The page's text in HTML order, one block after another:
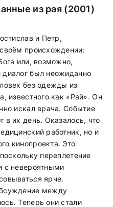
из рая (2001)
и Петр,
происхождении:
или, возможно,
был неожиданно
без одежды из
известного как «Рай». Он
искал врача. Событие
в их день. Оказалось, что
работник, но и
кинопроекта. Это
переплетение
с невероятными
ярче.
между
Теперь они стали